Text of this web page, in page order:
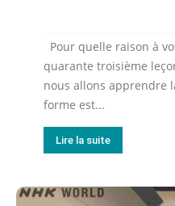
Pour quelle raison à
quarante troisième
nous allons apprendre
forme est...
Lire la suite